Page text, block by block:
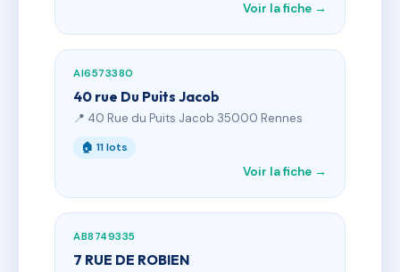
Voir la fiche →
AI6573380
40 rue Du Puits Jacob
📍 40 Rue du Puits Jacob 35000 Rennes
🏠 11 lots
Voir la fiche →
AB8749335
7 RUE DE ROBIEN